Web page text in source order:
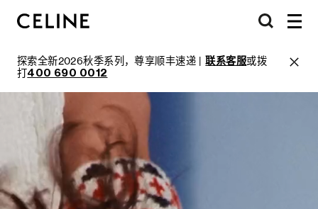
探索全新2026秋季系列，尊享顺丰速递 |联系客服或拨
打400 690 0012